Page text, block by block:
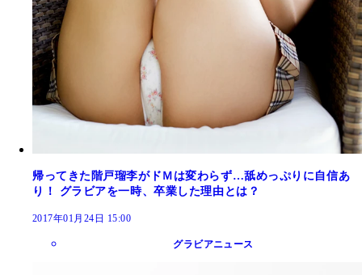
帰ってきた階戸瑠李がドＭは変わらず…舐めっぷりに自信あ
り！ グラビアを一時、卒業した理由とは？
2017年01月24日 15:00
グラビアニュース